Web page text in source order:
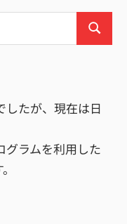
検
したが、現在は日
グラムを利用した